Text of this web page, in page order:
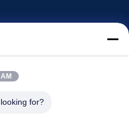
for?